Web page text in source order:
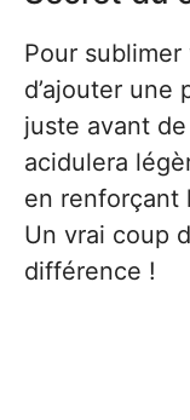
Pour
d’ajouter
juste avant
acidulera
en renforçant
Un vrai coup
différence !